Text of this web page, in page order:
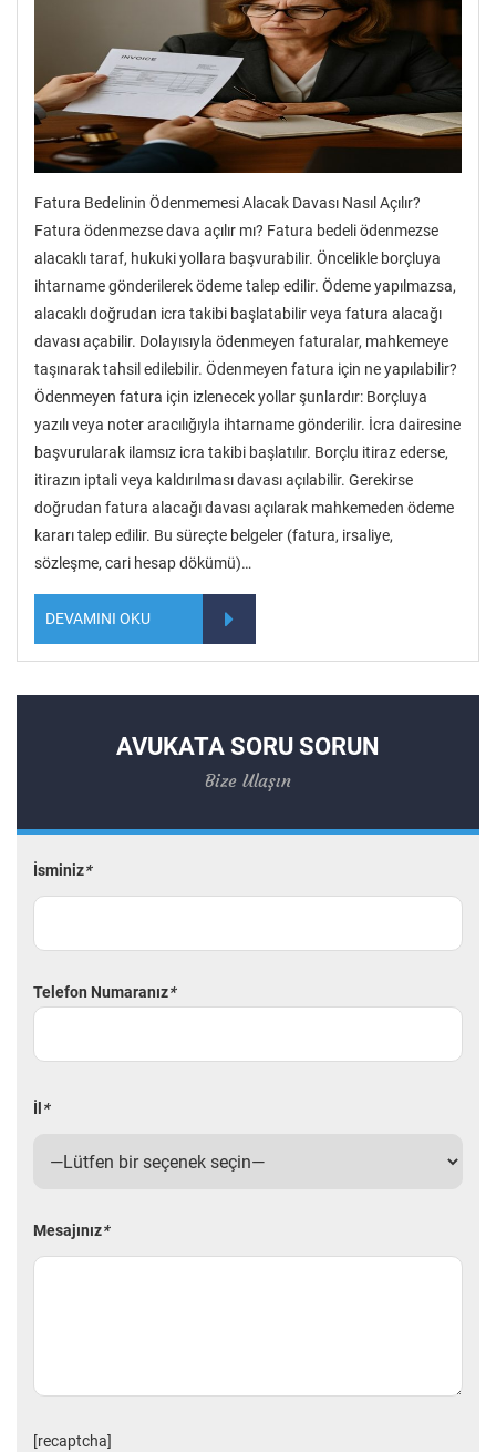
Fatura Bedelinin Ödenmemesi Alacak Davası Nasıl Açılır?
Fatura ödenmezse dava açılır mı? Fatura bedeli ödenmezse
alacaklı taraf, hukuki yollara başvurabilir. Öncelikle borçluya
ihtarname gönderilerek ödeme talep edilir. Ödeme yapılmazsa,
alacaklı doğrudan icra takibi başlatabilir veya fatura alacağı
davası açabilir. Dolayısıyla ödenmeyen faturalar, mahkemeye
taşınarak tahsil edilebilir. Ödenmeyen fatura için ne yapılabilir?
Ödenmeyen fatura için izlenecek yollar şunlardır: Borçluya
yazılı veya noter aracılığıyla ihtarname gönderilir. İcra dairesine
başvurularak ilamsız icra takibi başlatılır. Borçlu itiraz ederse,
itirazın iptali veya kaldırılması davası açılabilir. Gerekirse
doğrudan fatura alacağı davası açılarak mahkemeden ödeme
kararı talep edilir. Bu süreçte belgeler (fatura, irsaliye,
sözleşme, cari hesap dökümü)…
DEVAMINI OKU
AVUKATA SORU SORUN
Bize Ulaşın
İsminiz*
Telefon Numaranız*
İl *
Mesajınız*
[recaptcha]